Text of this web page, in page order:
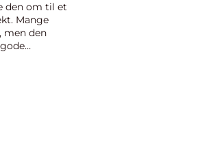
den om til et
Mange
men den